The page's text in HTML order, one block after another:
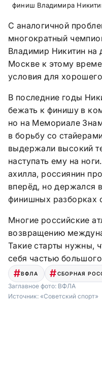
финиш Владимира
С аналогичной
многократный
Владимир Никитин на
Москве к этому
условия для
В последние годы
бежать к финишу в
но на Мемориале
в борьбу со
выдержали высокий
наступать ему на
ахилла, россиянин
вперёд, но держался
финишных разборках
Многие российские
возвращению
Такие старты нужны,
себя частью
ВФЛА СБОРНАЯ
Заглавное фото: ВФЛА
Источник: «Советский спорт»